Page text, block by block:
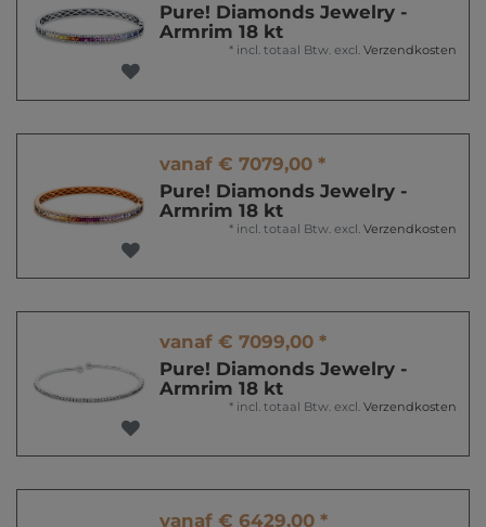
Pure! Diamonds Jewelry -
Armrim 18 kt
* incl. totaal Btw. excl. Verzendkosten
vanaf € 7079,00 *
Pure! Diamonds Jewelry -
Armrim 18 kt
* incl. totaal Btw. excl. Verzendkosten
vanaf € 7099,00 *
Pure! Diamonds Jewelry -
Armrim 18 kt
* incl. totaal Btw. excl. Verzendkosten
vanaf € 6429,00 *